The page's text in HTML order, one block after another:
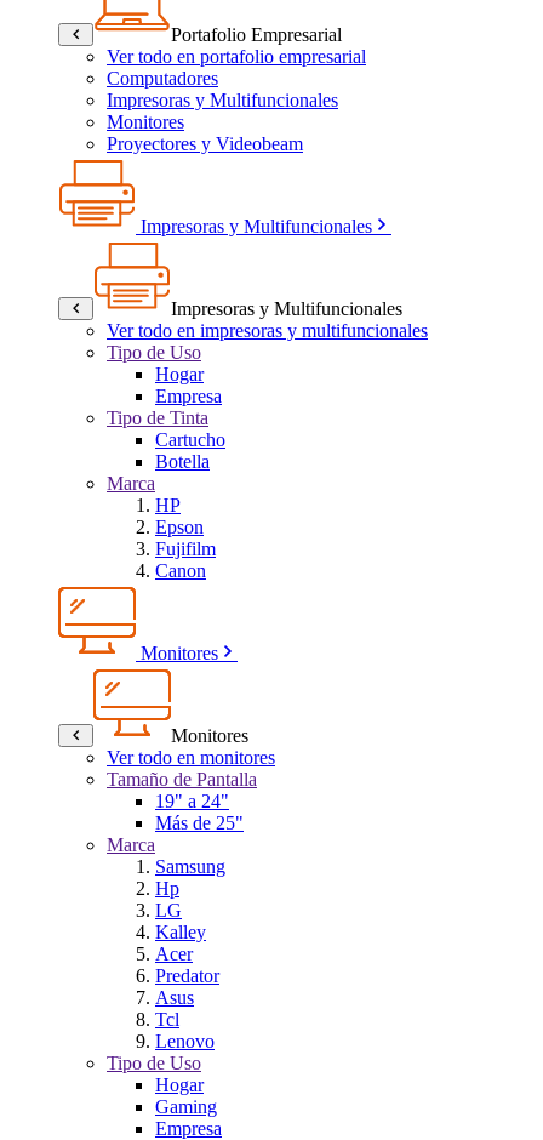
Portafolio Empresarial
Ver todo en portafolio empresarial
Computadores
Impresoras y Multifuncionales
Monitores
Proyectores y Videobeam
Impresoras y Multifuncionales
Impresoras y Multifuncionales
Ver todo en impresoras y multifuncionales
Tipo de Uso
Hogar
Empresa
Tipo de Tinta
Cartucho
Botella
Marca
HP
Epson
Fujifilm
Canon
Monitores
Monitores
Ver todo en monitores
Tamaño de Pantalla
19" a 24"
Más de 25"
Marca
Samsung
Hp
LG
Kalley
Acer
Predator
Asus
Tcl
Lenovo
Tipo de Uso
Hogar
Gaming
Empresa